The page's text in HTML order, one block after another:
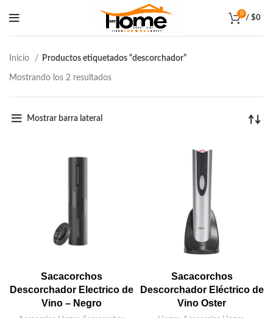
0
/ $0
Inicio Productos etiquetados “descorchador”
Mostrando los 2 resultados
Mostrar barra lateral
Sacacorchos
Descorchador Electrico de
Vino – Negro
Sacacorchos
Descorchador Eléctrico de
Vino Oster